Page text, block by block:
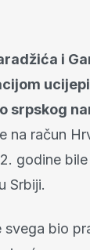
i
srpskog
na račun
godine
Srbiji.
svega bio